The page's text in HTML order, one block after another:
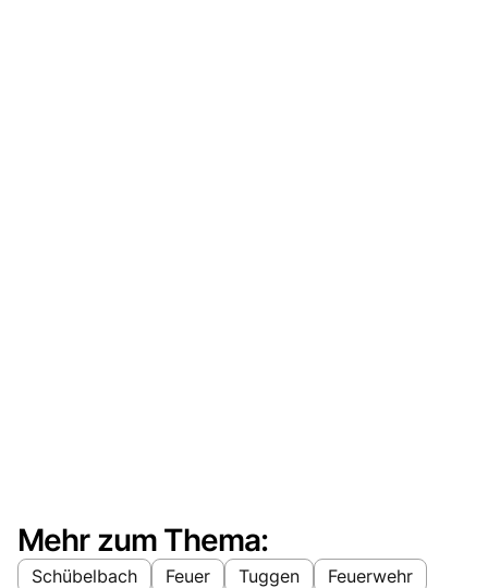
Mehr zum Thema:
Schübelbach Feuer Tuggen Feuerwehr